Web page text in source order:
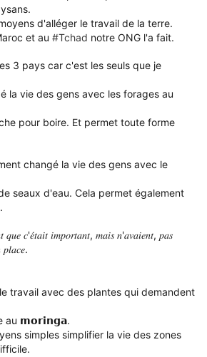
d'alléger le travail de la terre.
et au #Tchad notre ONG l'a fait.
3 pays car c'est les seuls que je
la vie des gens avec les forages au
pour boire. Et permet toute forme
changé la vie des gens avec le
seaux d'eau. Cela permet également
𝑞𝑢𝑒 𝑐'𝑒́𝑡𝑎𝑖𝑡 𝑖𝑚𝑝𝑜𝑟𝑡𝑎𝑛𝑡, 𝑚𝑎𝑖𝑠 𝑛'𝑎𝑣𝑎𝑖𝑒𝑛𝑡, 𝑝𝑎𝑠
𝑝𝑙𝑎𝑐𝑒.
travail avec des plantes qui demandent
au 𝗺𝗼𝗿𝗶𝗻𝗴𝗮.
simples simplifier la vie des zones